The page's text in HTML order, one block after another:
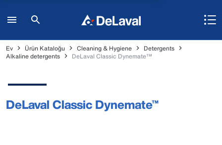
Ev Ürün Kataloğu Cleaning & Hygiene
Detergents
Alkaline detergents
DeLaval Classic Dynemate™
DeLaval Classic Dynemate™